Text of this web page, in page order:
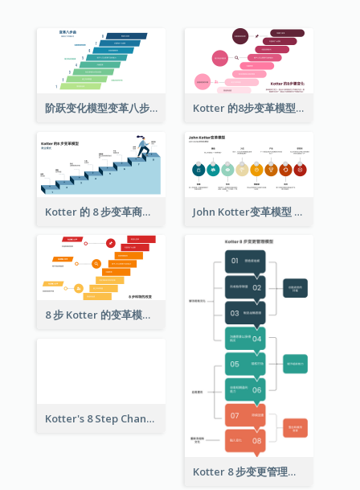
阶跃变化模型变革八步曲 Kotter 的8步变革模型
Kotter 的 8 步变革商业模式 John Kotter变革模型
8 步 Kotter 的变革模型
Kotter 8 步变更管理模型
Kotter's 8 Step Change Model